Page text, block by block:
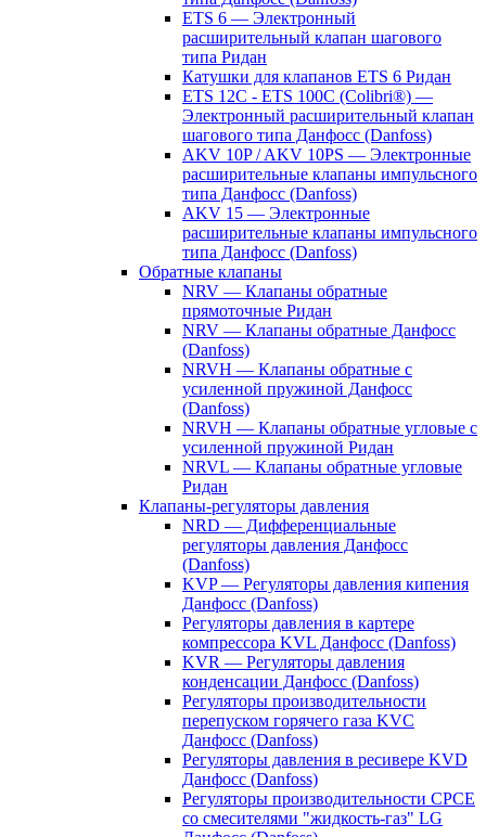
ETS 6 — Электронный
расширительный клапан шагового
типа Ридан
Катушки для клапанов ETS 6 Ридан
ETS 12C - ETS 100C (Colibri®) —
Электронный расширительный клапан
шагового типа Данфосс (Danfoss)
AKV 10P / AKV 10PS — Электронные
расширительные клапаны импульсного
типа Данфосс (Danfoss)
AKV 15 — Электронные
расширительные клапаны импульсного
типа Данфосс (Danfoss)
Обратные клапаны
NRV — Клапаны обратные
прямоточные Ридан
NRV — Клапаны обратные Данфосс
(Danfoss)
NRVH — Клапаны обратные с
усиленной пружиной Данфосс
(Danfoss)
NRVH — Клапаны обратные угловые с
усиленной пружиной Ридан
NRVL — Клапаны обратные угловые
Ридан
Клапаны-регуляторы давления
NRD — Дифференциальные
регуляторы давления Данфосс
(Danfoss)
KVP — Регуляторы давления кипения
Данфосс (Danfoss)
Регуляторы давления в картере
компрессора KVL Данфосс (Danfoss)
KVR — Регуляторы давления
конденсации Данфосс (Danfoss)
Регуляторы производительности
перепуском горячего газа KVC
Данфосс (Danfoss)
Регуляторы давления в ресивере KVD
Данфосс (Danfoss)
Регуляторы производительности CPCE
со смесителями "жидкость-газ" LG